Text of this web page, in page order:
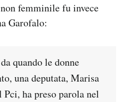
femminile fu invece
Garofalo:
quando le donne
una deputata, Marisa
ha preso parola nel